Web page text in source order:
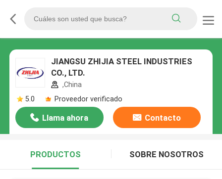
JIANGSU ZHIJIA STEEL INDUSTRIES
CO., LTD.
,China
5.0
Proveedor verificado
Llama ahora Contacto
PRODUCTOS SOBRE NOSOTROS